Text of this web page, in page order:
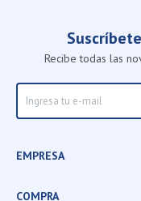
Recibe todas las
EMPRESA
COMPRA